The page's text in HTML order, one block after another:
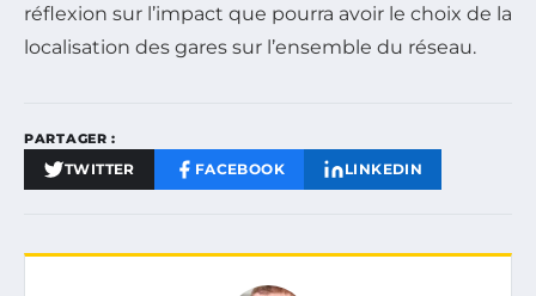
réflexion sur l’impact que pourra avoir le choix de la
localisation des gares sur l’ensemble du réseau.
PARTAGER :
TWITTER FACEBOOK LINKEDIN